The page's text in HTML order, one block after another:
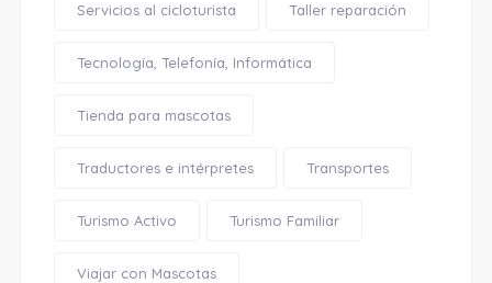
Servicios al cicloturista Taller reparación
Tecnología, Telefonía, Informática
Tienda para mascotas
Traductores e intérpretes Transportes
Turismo Activo Turismo Familiar
Viajar con Mascotas